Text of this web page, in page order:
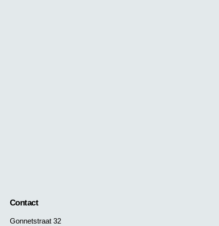
Contact
Gonnetstraat 32